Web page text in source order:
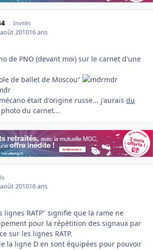
Invités
201016 ans
de PNO (devant moi) sur le carnet d'une
de ballet de Moscou"
était d'origine russe... j'aurais du
du carnet...
201016 ans
lignes RATP" signifie que la rame ne
pour la répètition des signaux par
sur les lignes RATP.
la ligne D en sont équipées pour pouvoir